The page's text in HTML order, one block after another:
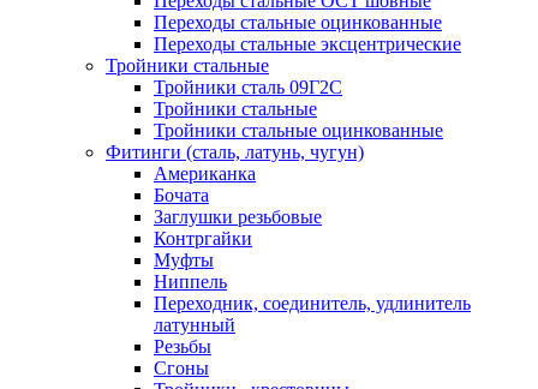
Переходы стальные оцинкованные
Переходы стальные эксцентрические
Тройники стальные
Тройники сталь 09Г2С
Тройники стальные
Тройники стальные оцинкованные
Фитинги (сталь, латунь, чугун)
Американка
Бочата
Заглушки резьбовые
Контргайки
Муфты
Ниппель
Переходник, соединитель, удлинитель
латунный
Резьбы
Сгоны